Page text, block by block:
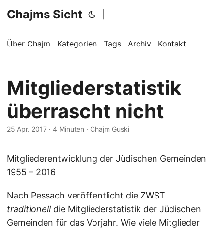
Chajms Sicht
Über Chajm Kategorien Tags Archiv Kontakt
Mitgliederstatistik
überrascht nicht
25 Apr. 2017 · 4 Minuten · Chajm Guski
Mitgliederentwicklung der Jüdischen Gemeinden
1955 – 2016
Nach Pessach veröffentlicht die ZWST
traditionelldie Mitgliederstatistik der Jüdischen
Gemeinden für das Vorjahr. Wie viele Mitglieder